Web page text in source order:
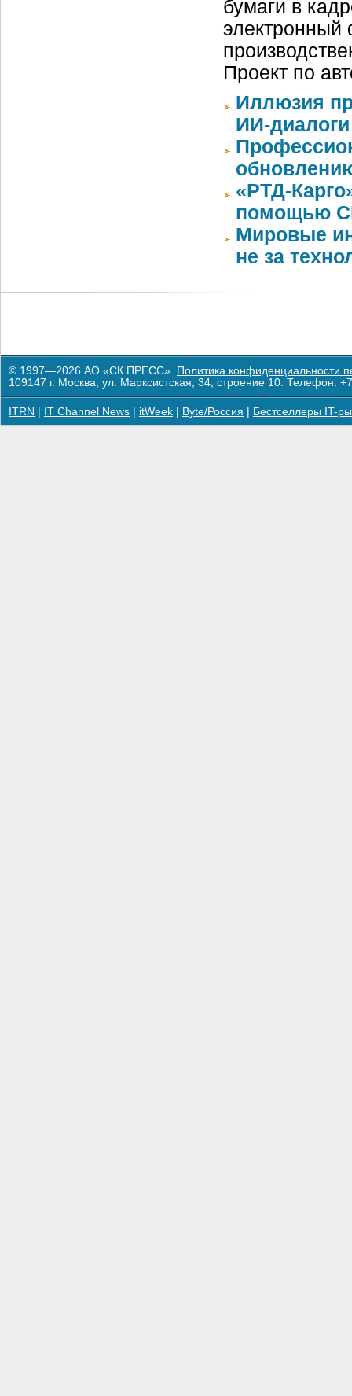
бумаги в
электронный
Проект по
Иллюзия
ИИ-
«РТД-
помощью
Мировые
не за
© 1997—2026 АО «СК ПРЕСС». Политика конфиденциальности
109147 г. Москва, ул. Марксистская, 34, строение 10. Телефон:
ITRN IT Channel News itWeek Byte/Россия Бестселлеры IT-